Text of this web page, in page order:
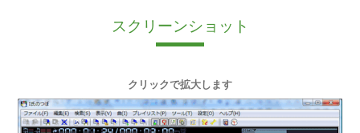
スクリーンショット
クリックで拡大します